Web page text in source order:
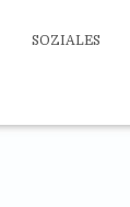
SOZIALES